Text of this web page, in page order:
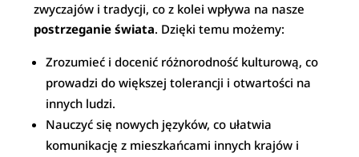
zwyczajów i tradycji, co z kolei wpływa na nasze
postrzeganie świata. Dzięki temu możemy:
Zrozumieć i docenić różnorodność kulturową, co
prowadzi do większej tolerancji i otwartości na
innych ludzi.
Nauczyć się nowych języków, co ułatwia
komunikację z mieszkańcami innych krajów i